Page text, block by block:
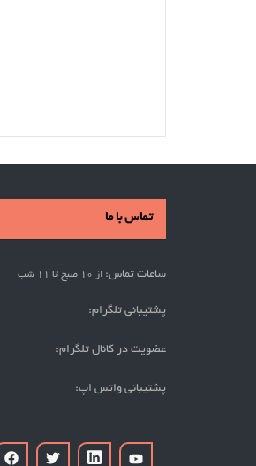
تماس با ما
ساعات تماس: از 10 صبح تا 11 شب
پشتیبانی تلگرام:
عضویت در کانال تلگرام:
پشتیبانی واتس اپ: